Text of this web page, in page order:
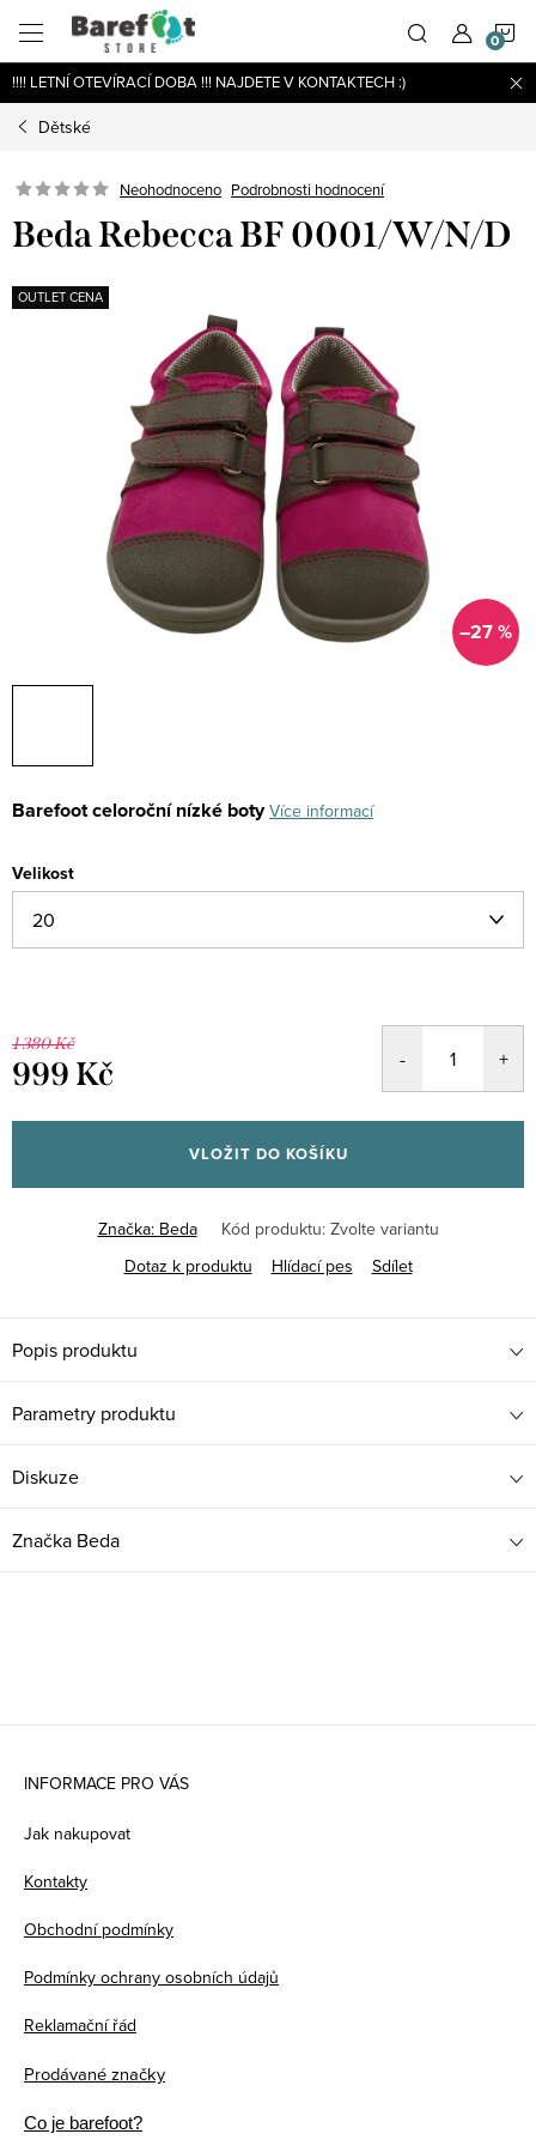
obsah
!!!! LETNÍ OTEVÍRACÍ DOBA !!! NAJDETE V KONTAKTECH :)
Dětské
Neohodnoceno Podrobnosti hodnocení
Beda Rebecca BF 0001/W/N/D
OUTLET CENA
–27 %
Barefoot celoroční nízké boty Více informací
Velikost
1 380 Kč
999 Kč
cena:
VLOŽIT DO KOŠÍKU
Značka: Beda Kód produktu: Zvolte variantu
Dotaz k produktu
Hlídací pes Sdílet
Popis produktu
Parametry produktu
Diskuze
Značka Beda
INFORMACE PRO VÁS
Jak nakupovat
Kontakty
Obchodní podmínky
Podmínky ochrany osobních údajů
Reklamační řád
Prodávané značky
Co je barefoot?